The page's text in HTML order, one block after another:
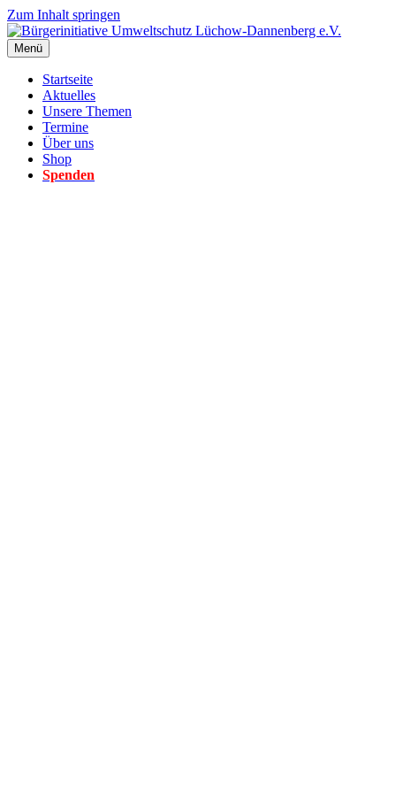
Zum Inhalt springen
Menü
Startseite
Aktuelles
Unsere Themen
Termine
Über uns
Shop
Spenden